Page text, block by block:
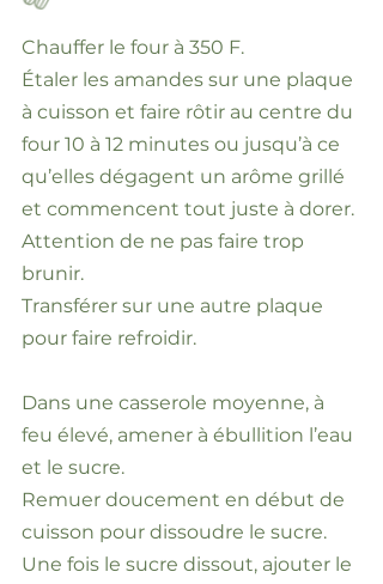
Chauffer le four à 350 F.
Étaler les amandes sur une plaque
à cuisson et faire rôtir au centre du
four 10 à 12 minutes ou jusqu’à ce
qu’elles dégagent un arôme grillé
et commencent tout juste à dorer.
Attention de ne pas faire trop
brunir.
Transférer sur une autre plaque
pour faire refroidir.
Dans une casserole moyenne, à
feu élevé, amener à ébullition l’eau
et le sucre.
Remuer doucement en début de
cuisson pour dissoudre le sucre.
Une fois le sucre dissout, ajouter le